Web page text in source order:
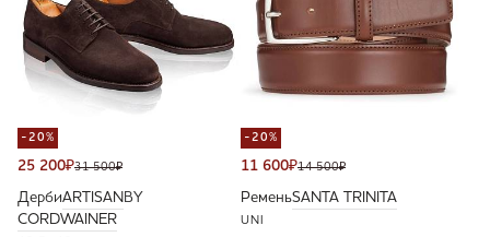
-20%
25 200₽31 500₽
ДербиARTISAN BY
CORDWAINER
-20%
11 600₽14 500₽
РеменьSANTA TRINITA
UNI